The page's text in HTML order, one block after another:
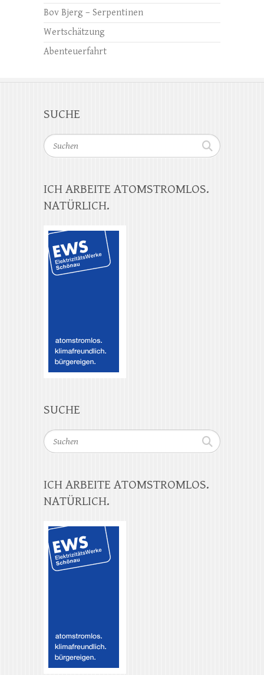
Bov Bjerg – Serpentinen
Wertschätzung
Abenteuerfahrt
SUCHE
Suchen
ICH ARBEITE ATOMSTROMLOS.
NATÜRLICH.
SUCHE
Suchen
ICH ARBEITE ATOMSTROMLOS.
NATÜRLICH.